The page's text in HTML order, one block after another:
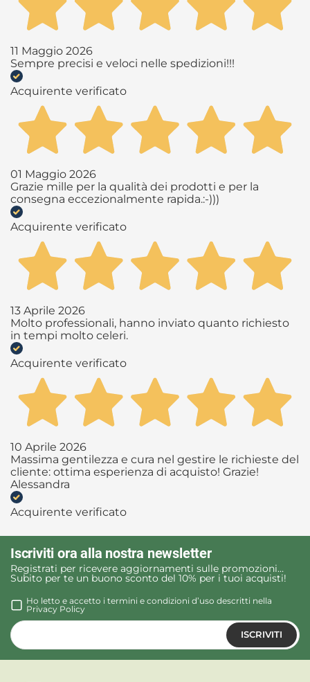
11 Maggio 2026
Sempre precisi e veloci nelle spedizioni!!!
Acquirente verificato
01 Maggio 2026
Grazie mille per la qualità dei prodotti e per la
consegna eccezionalmente rapida.:-)))
Acquirente verificato
13 Aprile 2026
Molto professionali, hanno inviato quanto richiesto
in tempi molto celeri.
Acquirente verificato
10 Aprile 2026
Massima gentilezza e cura nel gestire le richieste del
cliente: ottima esperienza di acquisto! Grazie!
Alessandra
Acquirente verificato
Iscriviti ora alla nostra newsletter
Registrati per ricevere aggiornamenti sulle promozioni…
Subito per te un buono sconto del 10% per i tuoi acquisti!
Ho letto e accetto i termini e condizioni d’uso descritti nella
Privacy Policy
ISCRIVITI